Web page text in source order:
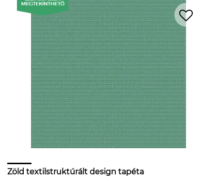
Zöld textilstruktúrált design tapéta